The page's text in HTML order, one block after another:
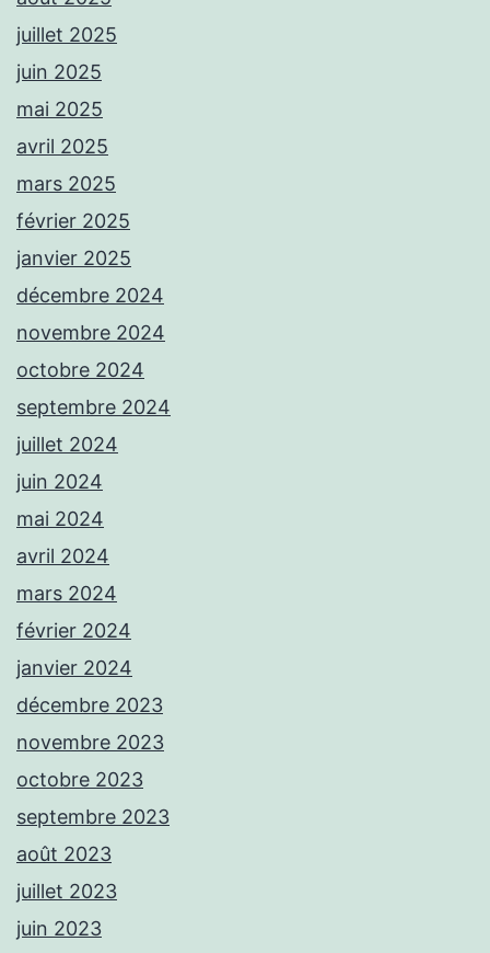
juillet 2025
juin 2025
mai 2025
avril 2025
mars 2025
février 2025
janvier 2025
décembre 2024
novembre 2024
octobre 2024
septembre 2024
juillet 2024
juin 2024
mai 2024
avril 2024
mars 2024
février 2024
janvier 2024
décembre 2023
novembre 2023
octobre 2023
septembre 2023
août 2023
juillet 2023
juin 2023